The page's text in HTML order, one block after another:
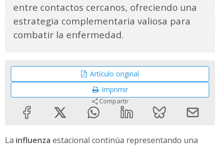
entre contactos cercanos, ofreciendo una
estrategia complementaria valiosa para
combatir la enfermedad.
Artículo original
Imprimir
Compartir
La influenza estacional continúa representando una